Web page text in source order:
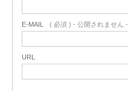
E-MAIL ( 必須 ) - 公開されません -
URL